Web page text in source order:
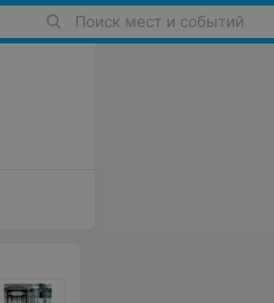
Поиск мест и событий